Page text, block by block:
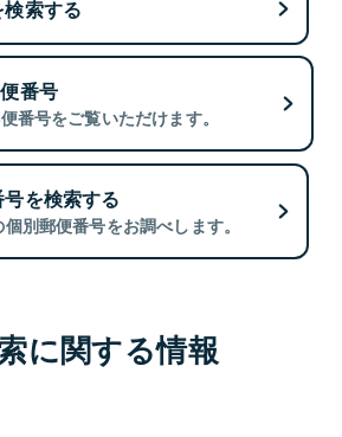
索する
番号
番号をご覧いただけます。
を検索する
別郵便番号をお調べします。
に関する情報